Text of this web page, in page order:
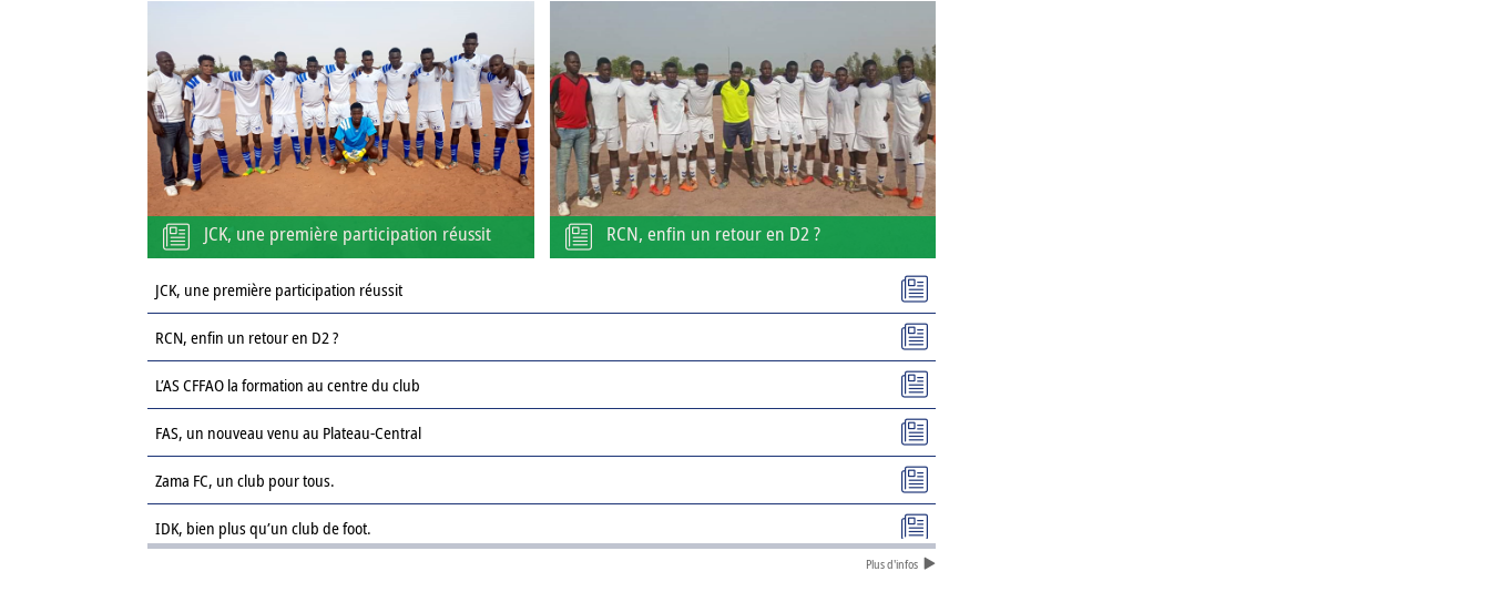
JCK, une première participation réussit RCN, enfin un retour en D2 ?
JCK, une première participation réussit
RCN, enfin un retour en D2 ?
L’AS CFFAO la formation au centre du club
FAS, un nouveau venu au Plateau-Central
Zama FC, un club pour tous.
IDK, bien plus qu’un club de foot.
Plus d'infos